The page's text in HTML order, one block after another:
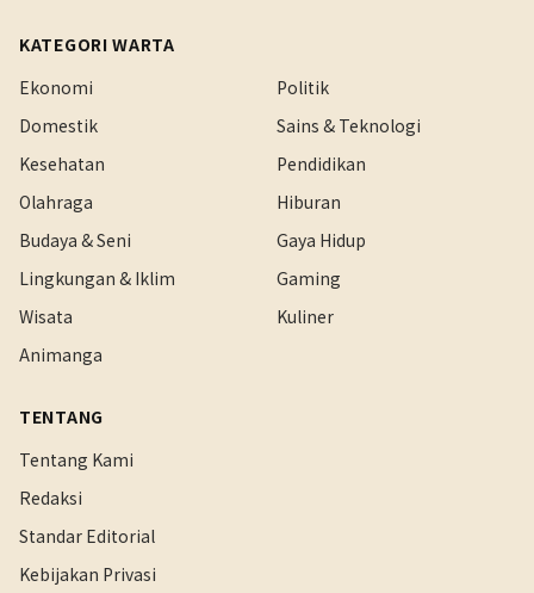
KATEGORI WARTA
Ekonomi
Politik
Domestik
Sains & Teknologi
Kesehatan
Pendidikan
Olahraga
Hiburan
Budaya & Seni
Gaya Hidup
Lingkungan & Iklim
Gaming
Wisata
Kuliner
Animanga
TENTANG
Tentang Kami
Redaksi
Standar Editorial
Kebijakan Privasi